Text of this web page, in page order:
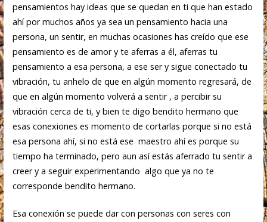
pensamientos hay ideas que se quedan en ti que han estado
ahí por muchos años ya sea un pensamiento hacia una
persona, un sentir, en muchas ocasiones has creído que ese
pensamiento es de amor y te aferras a él, aferras tu
pensamiento a esa persona, a ese ser y sigue conectado tu
vibración, tu anhelo de que en algún momento regresará, de
que en algún momento volverá a sentir , a percibir su
vibración cerca de ti, y bien te digo bendito hermano que
esas conexiones es momento de cortarlas porque si no está
esa persona ahí, si no está ese maestro ahí es porque su
tiempo ha terminado, pero aun así estás aferrado tu sentir a
creer y a seguir experimentando algo que ya no te
corresponde bendito hermano.
Esa conexión se puede dar con personas con seres con